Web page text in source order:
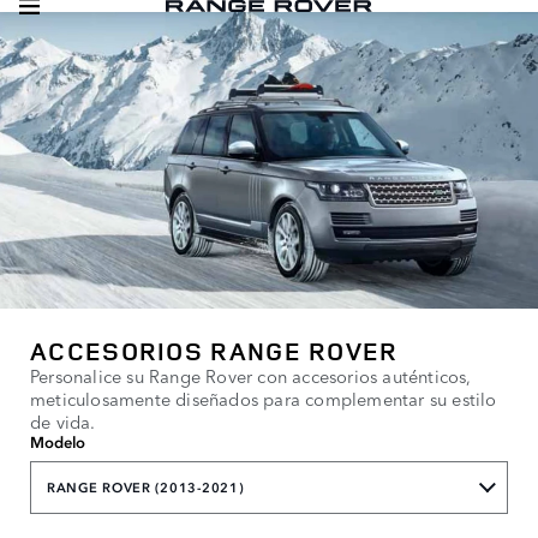
ACCESORIOS RANGE ROVER
Personalice su Range Rover con accesorios auténticos,
meticulosamente diseñados para complementar su estilo
de vida.
Modelo
RANGE ROVER (2013-2021)